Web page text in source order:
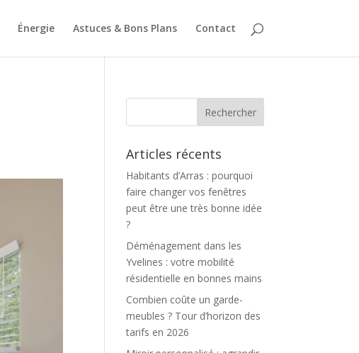
Énergie Astuces & Bons Plans Contact
Articles récents
Habitants d’Arras : pourquoi
faire changer vos fenêtres
peut être une très bonne idée
?
Déménagement dans les
Yvelines : votre mobilité
résidentielle en bonnes mains
Combien coûte un garde-
meubles ? Tour d’horizon des
tarifs en 2026